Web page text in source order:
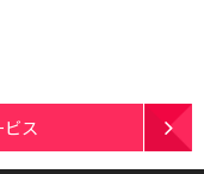
ス